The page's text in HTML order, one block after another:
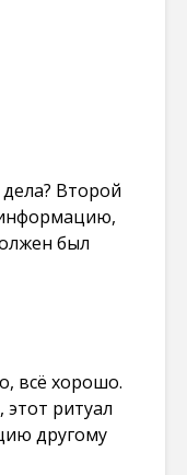
Второй
был
всё хорошо.
ритуал
другому